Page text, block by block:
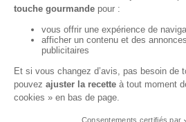
Recettes de saison
Été
Automne